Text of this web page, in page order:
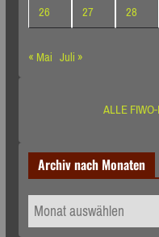
26
27 28
« Mai Juli »
ALLE
Archiv nach Monaten
Archiv
nach